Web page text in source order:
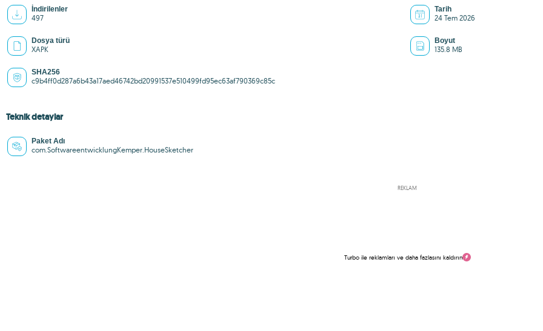
İndirilenler
497
Tarih
24 Tem 2026
Dosya türü
XAPK
Boyut
135.8 MB
SHA256
c9b4ff0d287a6b43a17aed46742bd20991537e510499fd95ec63af790369c85c
Teknik detaylar
Paket Adı
com.SoftwareentwicklungKemper.HouseSketcher
REKLAM
Turbo ile reklamları ve daha fazlasını kaldırın